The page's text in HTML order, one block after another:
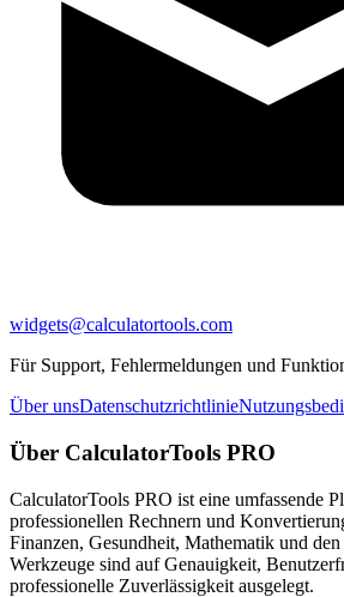
widgets@calculatortools.com
Für Support, Fehlermeldungen und
Über unsDatenschutzrichtlinie
Über CalculatorTools PRO
CalculatorTools PRO ist eine umfassende
professionellen Rechnern und
Finanzen, Gesundheit, Mathematik und
Werkzeuge sind auf Genauigkeit,
professionelle Zuverlässigkeit ausgelegt.